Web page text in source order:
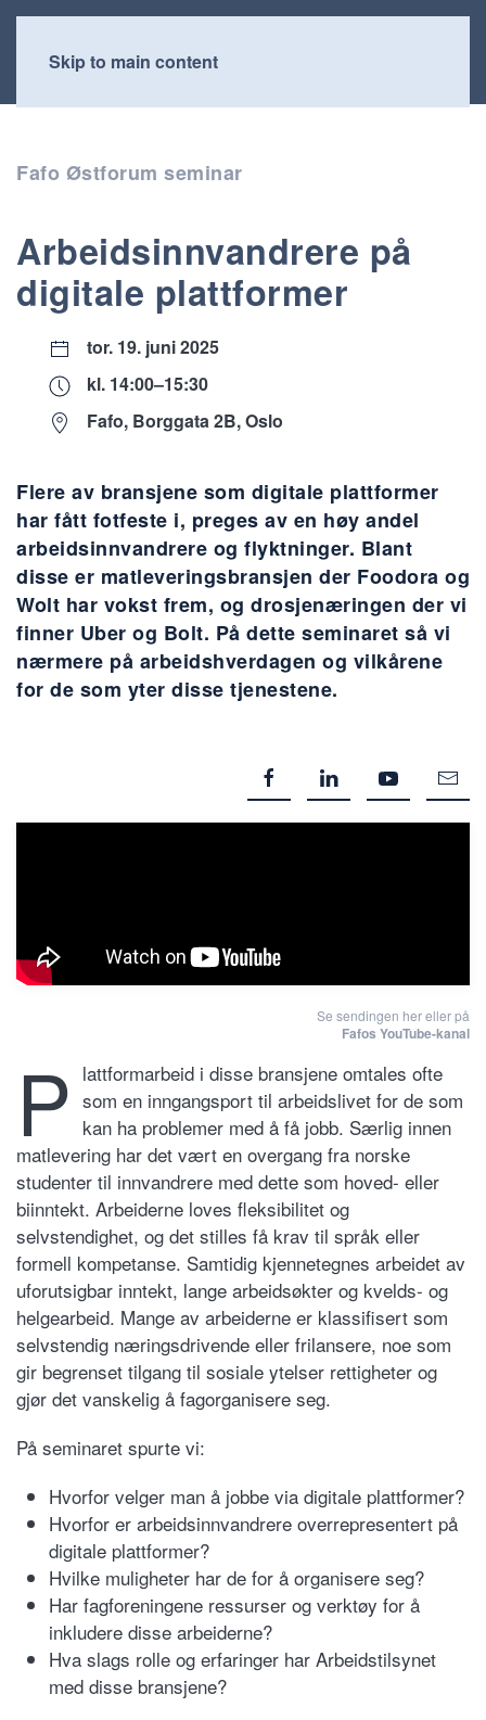
Skip to main content
Fafo Østforum seminar
Arbeidsinnvandrere på
digitale plattformer
tor. 19. juni 2025
kl. 14:00–15:30
Fafo, Borggata 2B, Oslo
Flere av bransjene som digitale plattformer
har fått fotfeste i, preges av en høy andel
arbeidsinnvandrere og flyktninger. Blant
disse er matleveringsbransjen der Foodora og
Wolt har vokst frem, og drosjenæringen der vi
finner Uber og Bolt. På dette seminaret så vi
nærmere på arbeidshverdagen og vilkårene
for de som yter disse tjenestene.
Se sendingen her eller på
Fafos YouTube-kanal
P lattformarbeid i disse bransjene omtales ofte
som en inngangsport til arbeidslivet for de som
kan ha problemer med å få jobb. Særlig innen
matlevering har det vært en overgang fra norske
studenter til innvandrere med dette som hoved- eller
biinntekt. Arbeiderne loves fleksibilitet og
selvstendighet, og det stilles få krav til språk eller
formell kompetanse. Samtidig kjennetegnes arbeidet av
uforutsigbar inntekt, lange arbeidsøkter og kvelds- og
helgearbeid. Mange av arbeiderne er klassifisert som
selvstendig næringsdrivende eller frilansere, noe som
gir begrenset tilgang til sosiale ytelser rettigheter og
gjør det vanskelig å fagorganisere seg.
På seminaret spurte vi:
Hvorfor velger man å jobbe via digitale plattformer?
Hvorfor er arbeidsinnvandrere overrepresentert på
digitale plattformer?
Hvilke muligheter har de for å organisere seg?
Har fagforeningene ressurser og verktøy for å
inkludere disse arbeiderne?
Hva slags rolle og erfaringer har Arbeidstilsynet
med disse bransjene?